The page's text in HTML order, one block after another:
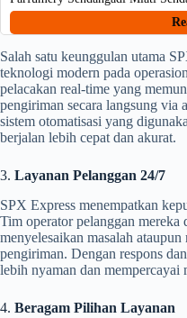
Salah satu keunggulan utama
teknologi modern pada
pelacakan real-time yang
pengiriman secara langsung via
sistem otomatisasi yang
berjalan lebih cepat dan akurat.
3. Layanan Pelanggan 24/7
SPX Express menempatkan
Tim operator pelanggan
menyelesaikan masalah
pengiriman. Dengan respons
lebih nyaman dan mempercayai
4. Beragam Pilihan Layanan